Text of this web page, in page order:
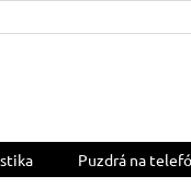
Puzdrá na